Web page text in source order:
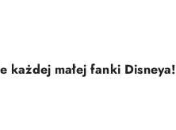
każdej małej fanki Disneya!